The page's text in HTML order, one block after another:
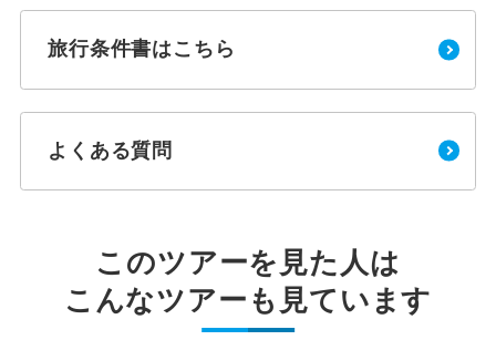
旅行条件書はこちら
よくある質問
このツアーを見た人は
こんなツアーも見ています